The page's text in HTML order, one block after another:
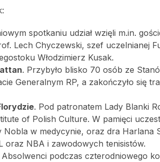
spotkaniu udział wzięli m.in.
Lech Chyczewski, szef uczelnianej
Włodzimierz Kusak.
. Przybyło blisko 70 osób ze
Generalnym RP, a zakończyło się
. Pod patronatem Lady Blanki
of Polish Culture. W pamięci
Nobla w medycynie, oraz dra Harlana
oraz NBA i zawodowych tenisistów.
Absolwenci podczas czterodniowego